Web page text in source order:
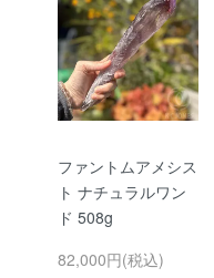
ファントムアメシス
ト ナチュラルワン
ド 508g
82,000円(税込)